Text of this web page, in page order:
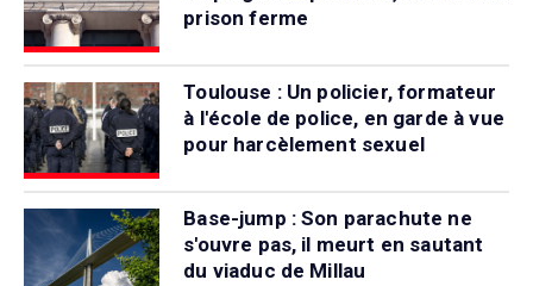
prison ferme
Toulouse : Un policier, formateur
à l'école de police, en garde à vue
pour harcèlement sexuel
Base-jump : Son parachute ne
s'ouvre pas, il meurt en sautant
du viaduc de Millau